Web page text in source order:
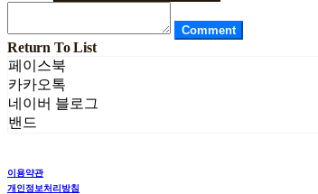
Comment
Return To List
페이스북
카카오톡
네이버 블로그
밴드
이용약관
개인정보처리방침